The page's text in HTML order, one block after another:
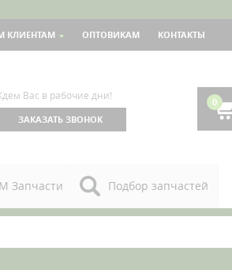
КЛИЕНТАМ ОПТОВИКАМ КОНТАКТЫ
Вас в рабочие дни!
ЗАКАЗАТЬ ЗВОНОК
0
Запчасти Подбор запчастей